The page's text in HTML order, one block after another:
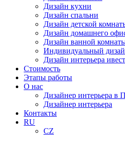
Дизайн кухни
Дизайн спальни
Дизайн детской
Дизайн домашнего
Дизайн ванной
Индивидуальный
Дизайн интерьера
Стоимость
Этапы работы
О нас
Дизайнер интерьера в
Дизайнер интерьера
Контакты
RU
CZ